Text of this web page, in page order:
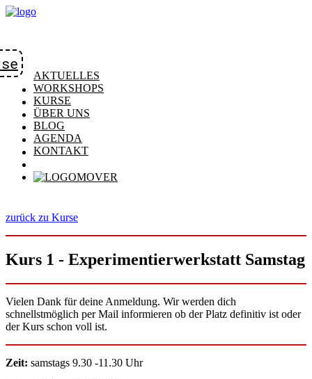
AKTUELLES
WORKSHOPS
KURSE
ÜBER UNS
BLOG
AGENDA
KONTAKT
zurück zu Kurse
Kurs 1 - Experimentierwerkstatt Samstag
Vielen Dank für deine Anmeldung. Wir werden dich
schnellstmöglich per Mail informieren ob der Platz definitiv ist oder
der Kurs schon voll ist.
Zeit: samstags 9.30 -11.30 Uhr